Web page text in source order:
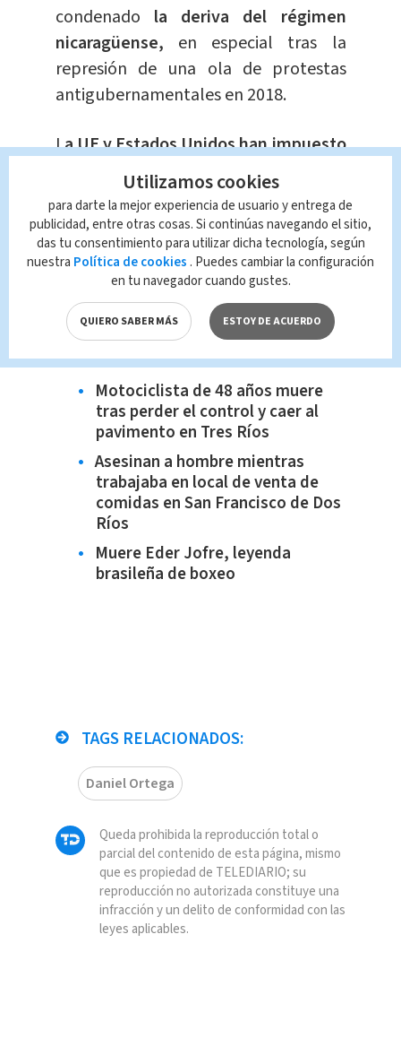
condenado la deriva del régimen
nicaragüense, en especial tras la
represión de una ola de protestas
antigubernamentales en 2018.
La UE y Estados Unidos han impuesto
numerosas sanciones contra
Nicaraguay figuras del régimen en los
últimos cuatro años, citando en
particular las violaciones de derechos
humanos.
Te recomendamos
Catar se prepara para albergar a
los aficionados del Mundial
Motociclista de 48 años muere
tras perder el control y caer al
pavimento en Tres Ríos
Asesinan a hombre mientras
trabajaba en local de venta de
comidas en San Francisco de Dos
Ríos
Muere Eder Jofre, leyenda
brasileña de boxeo
TAGS RELACIONADOS:
Daniel Ortega
Queda prohibida la reproducción total o
parcial del contenido de esta página, mismo
que es propiedad de TELEDIARIO; su
reproducción no autorizada constituye una
infracción y un delito de conformidad con las
leyes aplicables.
Utilizamos cookies
para darte la mejor experiencia de usuario y entrega de
publicidad, entre otras cosas. Si continúas navegando el sitio,
das tu consentimiento para utilizar dicha tecnología, según
nuestra Política de cookies . Puedes cambiar la configuración
en tu navegador cuando gustes.
QUIERO SABER MÁS ESTOY DE ACUERDO